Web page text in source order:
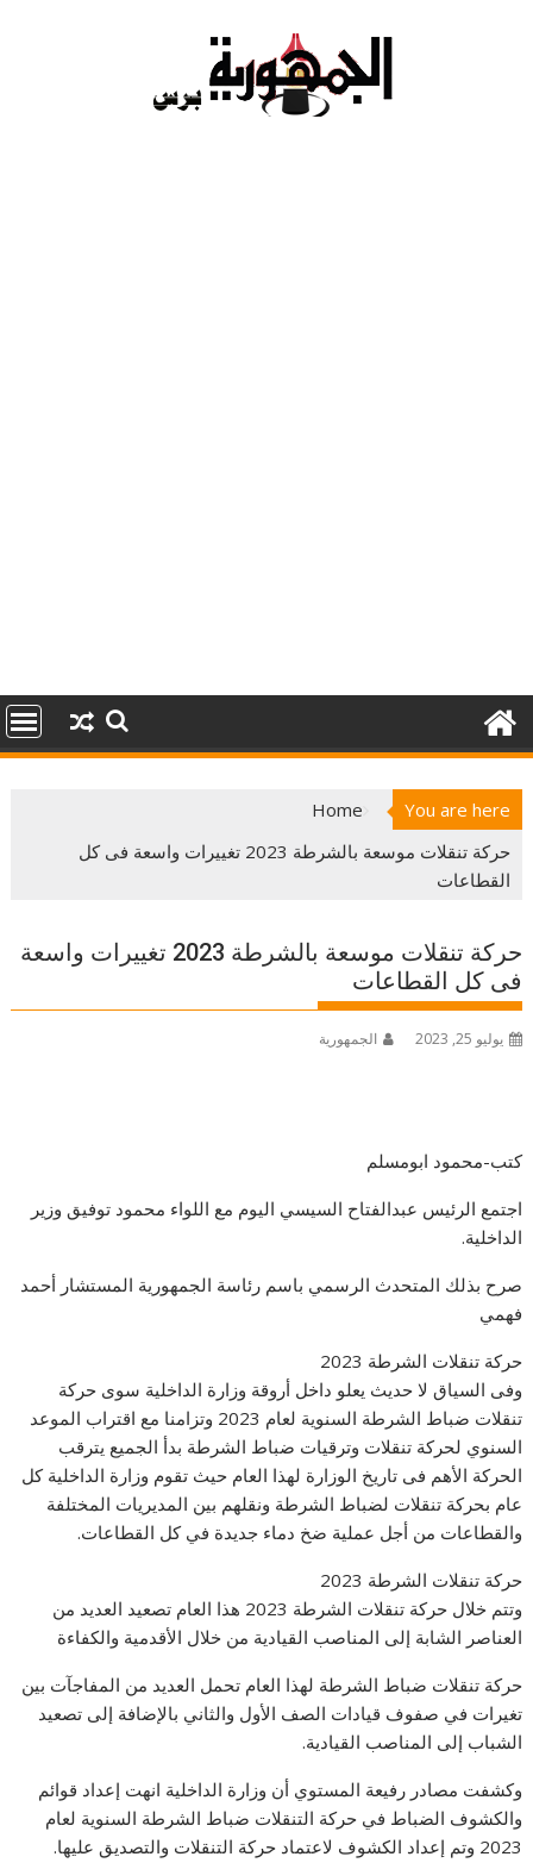
You are here
Home
حركة تنقلات موسعة بالشرطة 2023 تغييرات واسعة فى كل
القطاعات
حركة تنقلات موسعة بالشرطة 2023 تغييرات واسعة
فى كل القطاعات
يوليو 25, 2023 الجمهورية
كتب-محمود ابومسلم
اجتمع الرئيس عبدالفتاح السيسي اليوم مع اللواء محمود توفيق وزير
الداخلية.
صرح بذلك المتحدث الرسمي باسم رئاسة الجمهورية المستشار أحمد
فهمي
حركة تنقلات الشرطة 2023
وفى السياق لا حديث يعلو داخل أروقة وزارة الداخلية سوى حركة
تنقلات ضباط الشرطة السنوية لعام 2023 وتزامنا مع اقتراب الموعد
السنوي لحركة تنقلات وترقيات ضباط الشرطة بدأ الجميع يترقب
الحركة الأهم فى تاريخ الوزارة لهذا العام حيث تقوم وزارة الداخلية كل
عام بحركة تنقلات لضباط الشرطة ونقلهم بين المديريات المختلفة
والقطاعات من أجل عملية ضخ دماء جديدة في كل القطاعات.
حركة تنقلات الشرطة 2023
وتتم خلال حركة تنقلات الشرطة 2023 هذا العام تصعيد العديد من
العناصر الشابة إلى المناصب القيادية من خلال الأقدمية والكفاءة
حركة تنقلات ضباط الشرطة لهذا العام تحمل العديد من المفاجآت بين
تغيرات في صفوف قيادات الصف الأول والثاني بالإضافة إلى تصعيد
الشباب إلى المناصب القيادية.
وكشفت مصادر رفيعة المستوي أن وزارة الداخلية انهت إعداد قوائم
والكشوف الضباط في حركة التنقلات ضباط الشرطة السنوية لعام
2023 وتم إعداد الكشوف لاعتماد حركة التنقلات والتصديق عليها.